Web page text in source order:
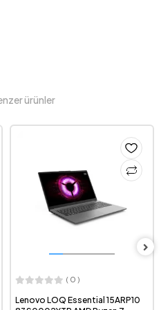
ürünler
( 0 )
Lenovo LOQ Essential 15ARP10